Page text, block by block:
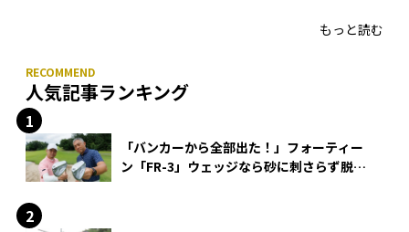
もっと読む
人気記事ランキング
「バンカーから全部出た！」フォーティー
ン「FR-3」ウェッジなら砂に刺さらず脱出